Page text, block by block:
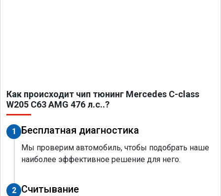
Как происходит чип тюнинг Mercedes C-class
W205 C63 AMG 476 л.с..?
1 Бесплатная диагностика
Мы проверим автомобиль, чтобы подобрать наше
наиболее эффективное решение для него.
2 Считывание